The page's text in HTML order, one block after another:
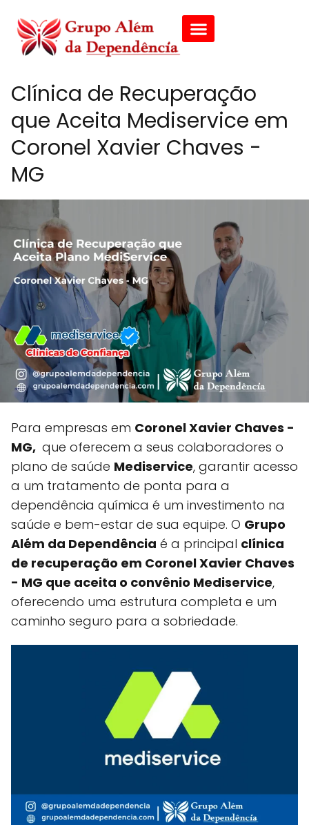
Clínica de Recuperação
que Aceita Mediservice em
Coronel Xavier Chaves -
MG
Para empresas em Coronel Xavier Chaves -
MG, que oferecem a seus colaboradores o
plano de saúde Mediservice, garantir acesso
a um tratamento de ponta para a
dependência química é um investimento na
saúde e bem-estar de sua equipe. O Grupo
Além da Dependência é a principal clínica
de recuperação em Coronel Xavier Chaves
- MG que aceita o convênio Mediservice,
oferecendo uma estrutura completa e um
caminho seguro para a sobriedade.